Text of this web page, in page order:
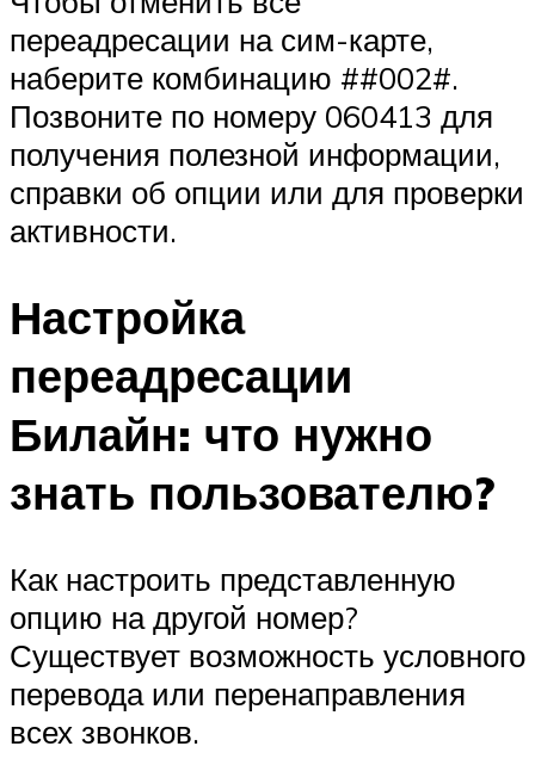
переадресации на сим-карте,
наберите комбинацию ##002#.
Позвоните по номеру 060413 для
получения полезной информации,
справки об опции или для проверки
активности.
Настройка
переадресации
Билайн: что нужно
знать пользователю?
Как настроить представленную
опцию на другой номер?
Существует возможность условного
перевода или перенаправления
всех звонков.